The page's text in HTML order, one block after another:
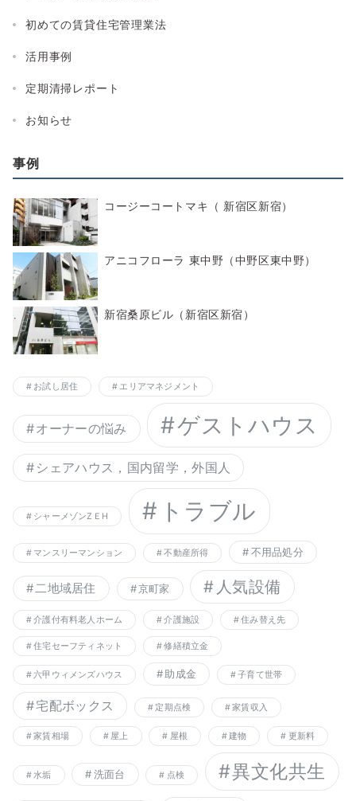
初めての賃貸住宅管理業法
活用事例
定期清掃レポート
お知らせ
事例
コージーコートマキ（ 新宿区新宿）
アニコフローラ 東中野（中野区東中野）
新宿桑原ビル（新宿区新宿）
お試し居住 エリアマネジメント
オーナーの悩み ゲストハウス
シェアハウス，国内留学，外国人
シャーメゾンZＥH トラブル
マンスリーマンション 不動産所得 不用品処分
二地域居住 京町家 人気設備
介護付有料老人ホーム 介護施設 住み替え先
住宅セーフティネット 修繕積立金
六甲ウィメンズハウス 助成金 子育て世帯
宅配ボックス 定期点検 家賃収入
家賃相場 屋上 屋根 建物 更新料
水垢 洗面台 点検 異文化共生